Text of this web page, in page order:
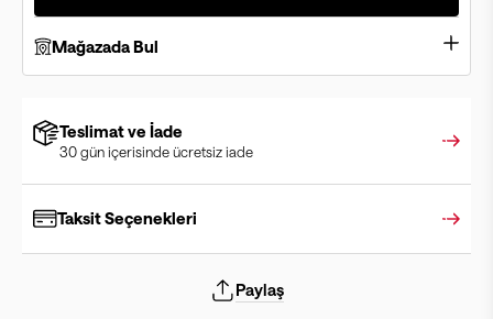
Mağazada Bul
Teslimat ve İade
30 gün içerisinde ücretsiz iade
Taksit Seçenekleri
Paylaş